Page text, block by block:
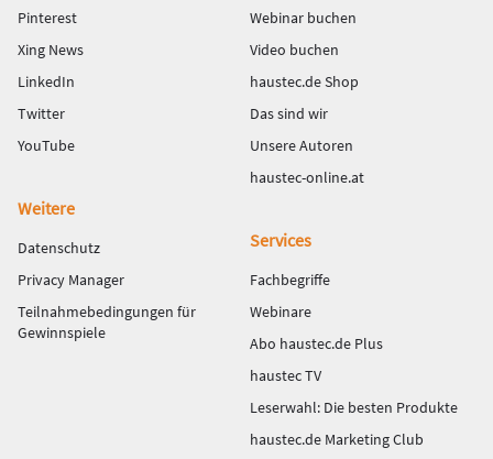
Pinterest
Xing News
LinkedIn
Twitter
YouTube
Webinar buchen
Video buchen
haustec.de Shop
Das sind wir
Unsere Autoren
haustec-online.at
Weitere
Datenschutz
Privacy Manager
Teilnahmebedingungen für
Gewinnspiele
Services
Fachbegriffe
Webinare
Abo haustec.de Plus
haustec TV
Leserwahl: Die besten Produkte
haustec.de Marketing Club